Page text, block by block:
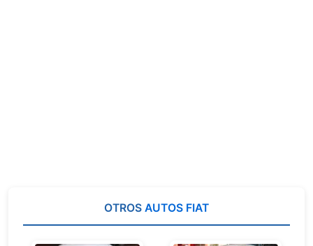
OTROS AUTOS FIAT